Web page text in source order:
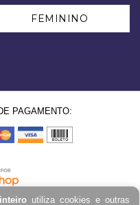
utiliza cookies e outras
FEMININO
PAGAMENTO: